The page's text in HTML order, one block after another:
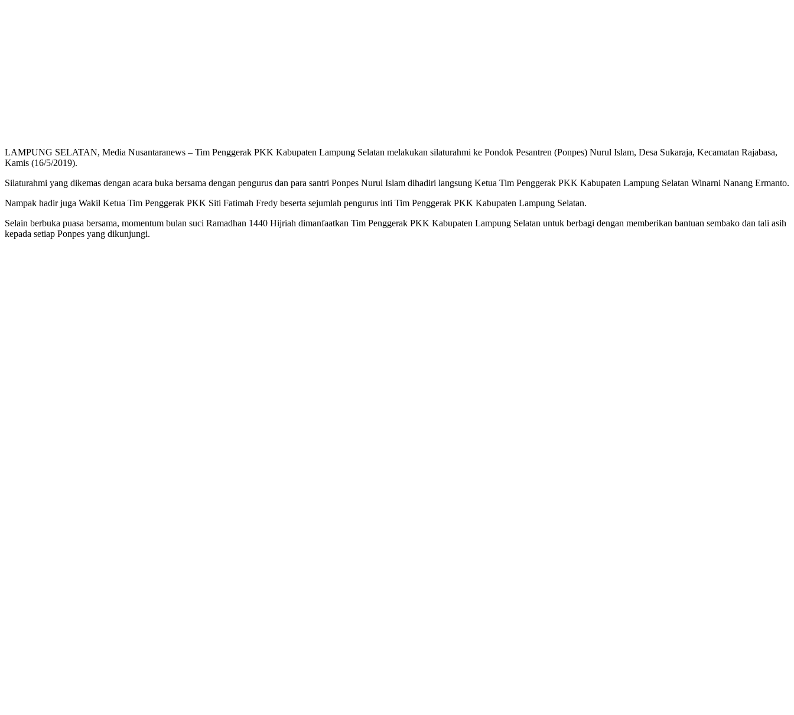
LAMPUNG SELATAN, Media Nusantaranews – Tim Penggerak PKK Kabupaten Lampung Selatan melakukan silaturahmi ke Pondok Pesantren (Ponpes) Nurul Islam, Desa Sukaraja, Kecamatan Rajabasa,
Kamis (16/5/2019).
Silaturahmi yang dikemas dengan acara buka bersama dengan pengurus dan para santri Ponpes Nurul Islam dihadiri langsung Ketua Tim Penggerak PKK Kabupaten Lampung Selatan Winarni Nanang Ermanto.
Nampak hadir juga Wakil Ketua Tim Penggerak PKK Siti Fatimah Fredy beserta sejumlah pengurus inti Tim Penggerak PKK Kabupaten Lampung Selatan.
Selain berbuka puasa bersama, momentum bulan suci Ramadhan 1440 Hijriah dimanfaatkan Tim Penggerak PKK Kabupaten Lampung Selatan untuk berbagi dengan memberikan bantuan sembako dan tali asih
kepada setiap Ponpes yang dikunjungi.